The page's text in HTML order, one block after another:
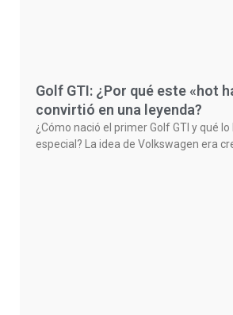
Golf GTI: ¿Por qué este «hot
convirtió en una leyenda?
¿Cómo nació el primer Golf GTI y qué
especial? La idea de Volkswagen era